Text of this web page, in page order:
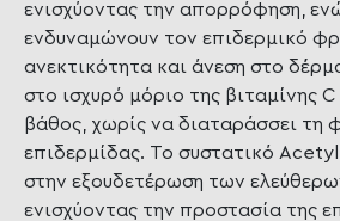
ενισχύοντας την απορρόφηση,
ενδυναμώνουν τον επιδερμικό
ανεκτικότητα και άνεση στο
στο ισχυρό μόριο της βιταμίνης C
βάθος, χωρίς να διαταράσσει τη
επιδερμίδας. Το συστατικό
στην εξουδετέρωση των
ενισχύοντας την προστασία της